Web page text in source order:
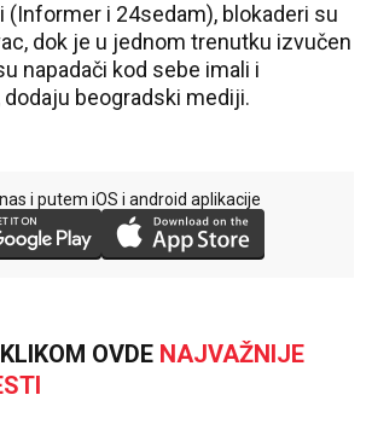
(Informer i 24sedam), blokaderi su
dok je u jednom trenutku izvučen
napadači kod sebe imali i
beogradski mediji.
i putem iOS i android aplikacije
OVDE NAJVAŽNIJE